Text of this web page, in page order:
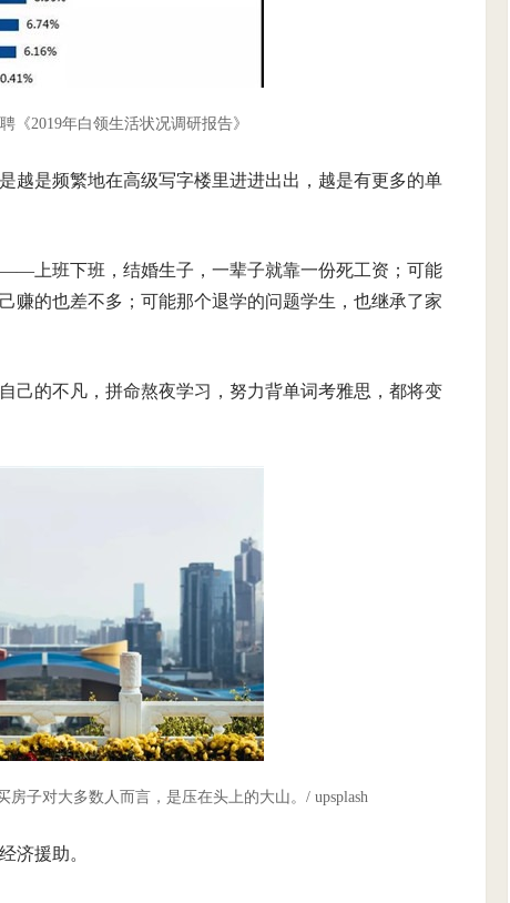
《2019年白领生活状况调研报告》
越是频繁地在高级写字楼里进进出出，越是有更多的单
上班下班，结婚生子，一辈子就靠一份死工资；可能
赚的也差不多；可能那个退学的问题学生，也继承了家
己的不凡，拼命熬夜学习，努力背单词考雅思，都将变
子对大多数人而言，是压在头上的大山。/ upsplash
济援助。